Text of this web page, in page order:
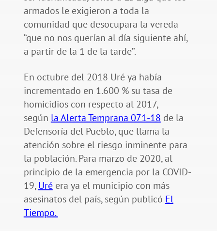
armados le exigieron a toda la
comunidad que desocupara la vereda
“que no nos querían al día siguiente ahí,
a partir de la 1 de la tarde”.
En octubre del 2018 Uré ya había
incrementado en 1.600 % su tasa de
homicidios con respecto al 2017,
según la Alerta Temprana 071-18 de la
Defensoría del Pueblo, que llama la
atención sobre el riesgo inminente para
la población. Para marzo de 2020, al
principio de la emergencia por la COVID-
19,Uréera ya el municipio con más
asesinatos del país, según publicó El
Tiempo.